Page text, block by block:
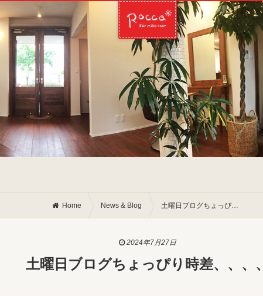
Home News & Blog 土曜日ブログちょっぴり時差、、、、
2024年7月27日
土曜日ブログちょっぴり時差、、、、